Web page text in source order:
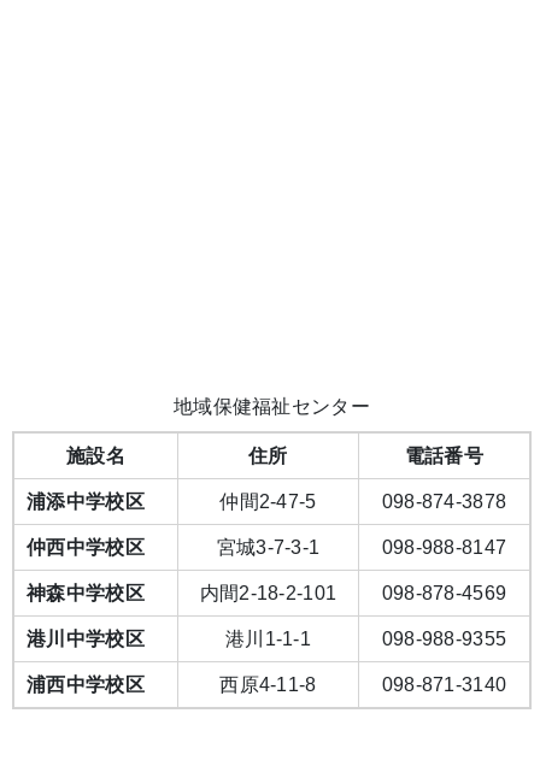
地域保健福祉センター
施設名 住所 電話番号
浦添中学校区 仲間2-47-5 098-874-3878
仲西中学校区 宮城3-7-3-1 098-988-8147
神森中学校区 内間2-18-2-101 098-878-4569
港川中学校区 港川1-1-1 098-988-9355
浦西中学校区 西原4-11-8 098-871-3140